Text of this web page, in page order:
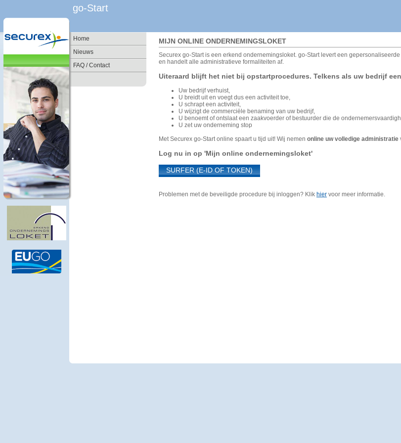
go-Start
Home
Nieuws
FAQ / Contact
MIJN ONLINE ONDERNEMINGSLOKET
Securex go-Start is een erkend ondernemingsloket. go-Start levert een
en handelt alle administratieve formaliteiten af.
Uiteraard blijft het niet bij opstartprocedures. Telkens als uw bedrijf
Uw bedrijf verhuist,
U breidt uit en voegt dus een activiteit toe,
U schrapt een activiteit,
U wijzigt de commerciële benaming van uw bedrijf,
U benoemt of ontslaat een zaakvoerder of bestuurder die de
U zet uw onderneming stop
Met Securex go-Start online spaart u tijd uit! Wij nemen online uw volledige administratie
Log nu in op 'Mijn online ondernemingsloket'
SURFER (E-ID OF TOKEN)
Problemen met de beveiligde procedure bij inloggen? Klik hier voor meer informatie.